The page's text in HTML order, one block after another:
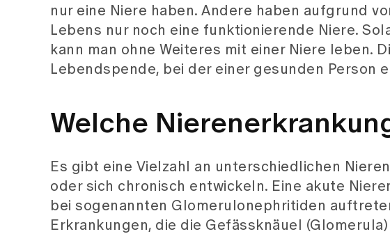
nur eine Niere haben. Andere haben aufgrund
Lebens nur noch eine funktionierende Niere.
kann man ohne Weiteres mit einer Niere leben.
Lebendspende, bei der einer gesunden Person
Welche
Es gibt eine Vielzahl an unterschiedlichen
oder sich chronisch entwickeln. Eine akute
bei sogenannten Glomerulonephritiden
Erkrankungen, die die Gefässknäuel